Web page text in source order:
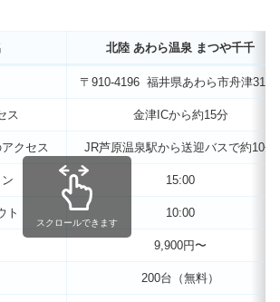
北陸 あわら温泉 まつや千千
〒910-4196 福井県あわら市舟津31-
ス 金津ICから約15分
クセス JR芦原温泉駅から送迎バスで約10分
15:00
ト 10:00
9,900円〜
200台（無料）
スクロールできます